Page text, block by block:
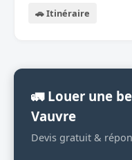
🚗 Itinéraire
🚛 Louer une
Vauvre
Devis gratuit &